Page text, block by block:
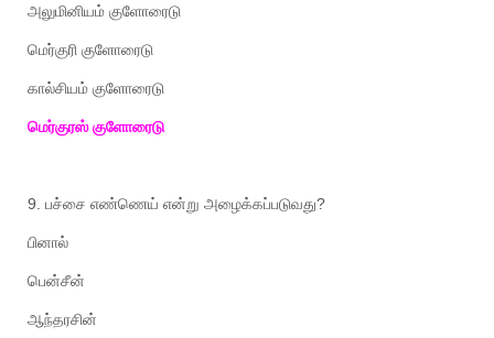
அலுமினியம் குளோரைடு
மெர்குரி குளோரைடு
கால்சியம் குளோரைடு
மெர்குரஸ் குளோரைடு
9. பச்சை எண்ணெய் என்று அழைக்கப்படுவது?
பினால்
பென்சீன்
ஆந்தரசின்